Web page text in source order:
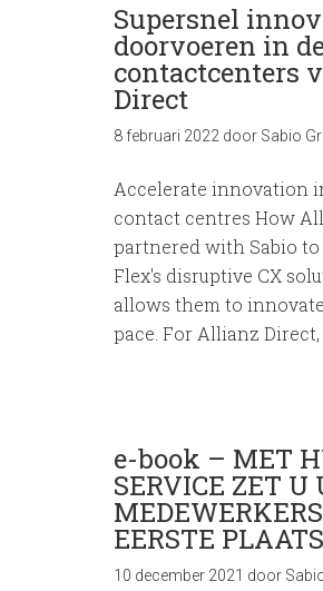
Supersnel
doorvoeren in
contactcenters
Direct
8 februari 2022 door Sabio
Accelerate innovation
contact centres How
partnered with Sabio
Flex's disruptive CX
allows them to
pace. For Allianz Direct,
e-book – MET
SERVICE ZET U
EERSTE PLAATS
10 december 2021 door